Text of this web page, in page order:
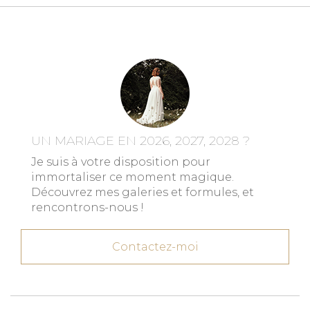
UN MARIAGE EN 2026, 2027, 2028 ?
Je suis à votre disposition pour
immortaliser ce moment magique.
Découvrez mes galeries et formules, et
rencontrons-nous !
Contactez-moi